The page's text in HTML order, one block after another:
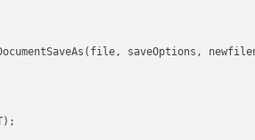
saveOptions,